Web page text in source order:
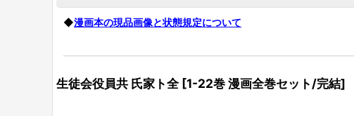
◆漫画本の現品画像と状態規定について
生徒会役員共 氏家ト全 [1-22巻 漫画全巻セット/完結]